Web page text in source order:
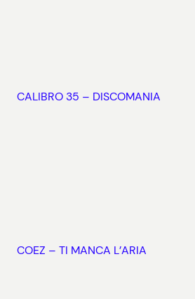
CALIBRO 35 – DISCOMANIA
COEZ – TI MANCA L’ARIA